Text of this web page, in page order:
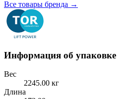
Все товары бренда →
Информация об упаковке
Вес
2245.00 кг
Длина